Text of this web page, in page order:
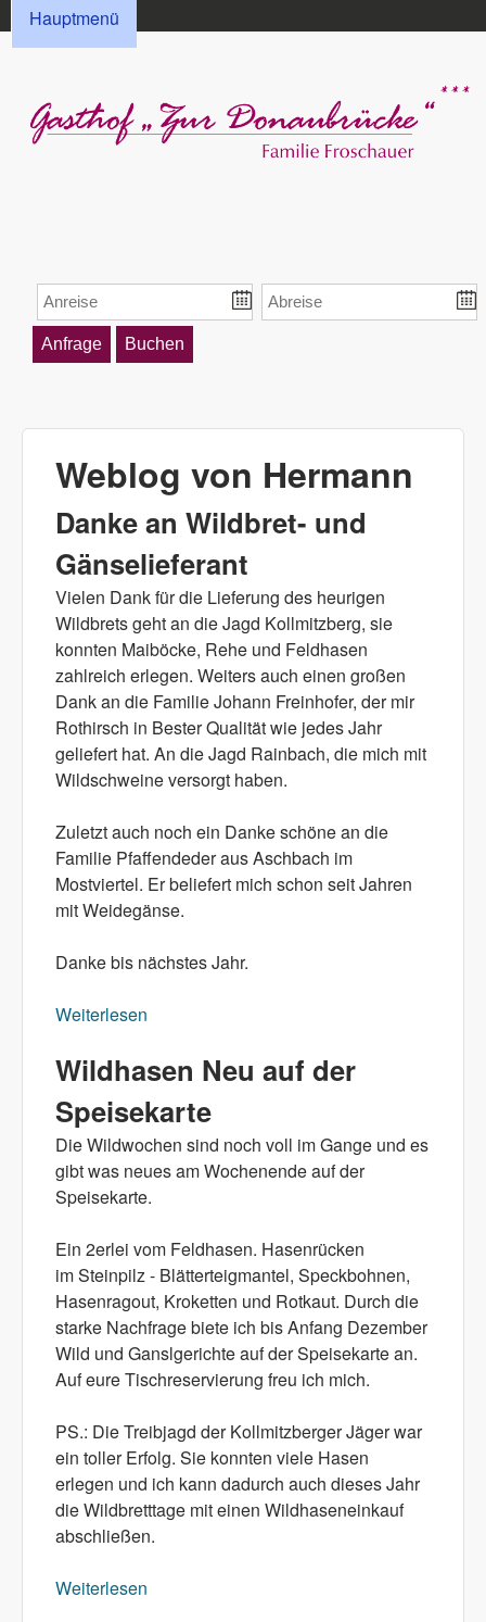
HAUPTMENÜ
Hauptmenü
Donaubrücke“
Froschauer
Weblog von Hermann
Danke an Wildbret- und
Gänselieferant
Vielen Dank für die Lieferung des heurigen
Wildbrets geht an die Jagd Kollmitzberg, sie
konnten Maiböcke, Rehe und Feldhasen
zahlreich erlegen. Weiters auch einen großen
Dank an die Familie Johann Freinhofer, der mir
Rothirsch in Bester Qualität wie jedes Jahr
geliefert hat. An die Jagd Rainbach, die mich mit
Wildschweine versorgt haben.
Zuletzt auch noch ein Danke schöne an die
Familie Pfaffendeder aus Aschbach im
Mostviertel. Er beliefert mich schon seit Jahren
mit Weidegänse.
Danke bis nächstes Jahr.
Weiterlesen
Wildhasen Neu auf der
Speisekarte
Die Wildwochen sind noch voll im Gange und es
gibt was neues am Wochenende auf der
Speisekarte.
Ein 2erlei vom Feldhasen. Hasenrücken
im Steinpilz - Blätterteigmantel, Speckbohnen,
Hasenragout, Kroketten und Rotkaut. Durch die
starke Nachfrage biete ich bis Anfang Dezember
Wild und Ganslgerichte auf der Speisekarte an.
Auf eure Tischreservierung freu ich mich.
PS.: Die Treibjagd der Kollmitzberger Jäger war
ein toller Erfolg. Sie konnten viele Hasen
erlegen und ich kann dadurch auch dieses Jahr
die Wildbretttage mit einen Wildhaseneinkauf
abschließen.
Weiterlesen